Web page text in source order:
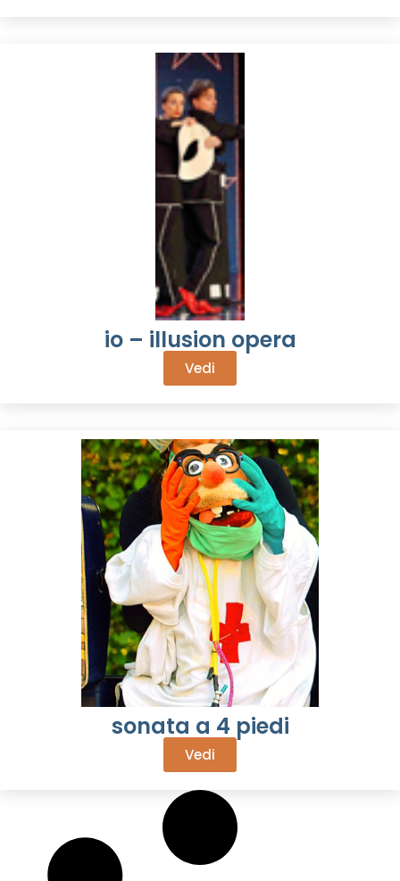
io – illusion opera
Vedi
sonata a 4 piedi
Vedi